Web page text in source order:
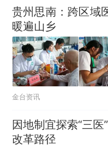
回大海
来源：
笔试第
官方通
热 那
因老师
人生
贵州思南：跨区域
暖遍山乡
金台资讯
因地制宜探索“三医
改革路径